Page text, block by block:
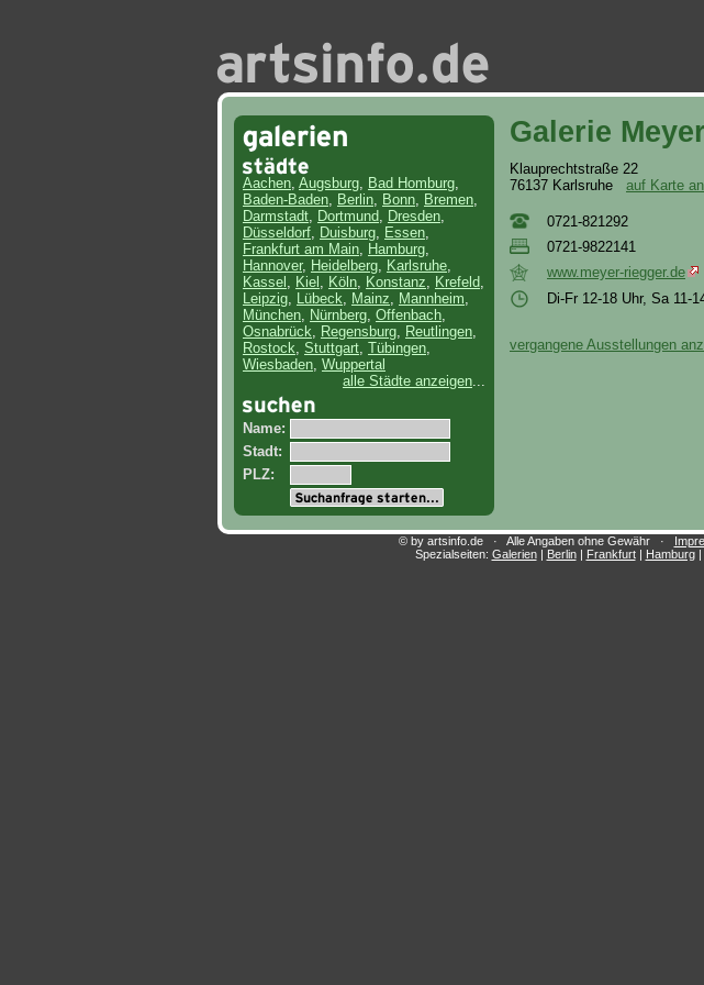
Aachen, Augsburg, Bad Homburg,
Baden-Baden, Berlin, Bonn, Bremen,
Darmstadt, Dortmund, Dresden,
Düsseldorf, Duisburg, Essen,
Frankfurt am Main, Hamburg,
Hannover, Heidelberg, Karlsruhe,
Kassel , Kiel , Köln, Konstanz, Krefeld,
Leipzig, Lübeck, Mainz, Mannheim,
München, Nürnberg, Offenbach,
Osnabrück, Regensburg, Reutlingen,
Rostock, Stuttgart, Tübingen,
Wiesbaden, Wuppertal
alle Städte anzeigen...
Name:
Stadt:
PLZ:
Galerie
Klauprechtstraße 22
76137 Karlsruhe auf Karte
0721-821292
0721-9822141
www.meyer-riegger.de
Di-Fr 12-18 Uhr, Sa 11-
vergangene Ausstellungen
© by artsinfo.de · Alle Angaben ohne Gewähr ·
Spezialseiten: Galerien| Berlin| Frankfurt| Hamburg|